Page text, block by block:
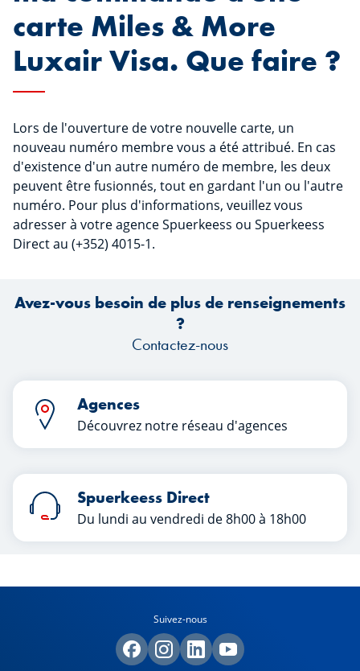
carte Miles & More
Luxair Visa. Que faire ?
Lors de l'ouverture de votre nouvelle carte, un
nouveau numéro membre vous a été attribué. En cas
d'existence d'un autre numéro de membre, les deux
peuvent être fusionnés, tout en gardant l'un ou l'autre
numéro. Pour plus d'informations, veuillez vous
adresser à votre agence Spuerkeess ou Spuerkeess
Direct au (+352) 4015-1.
Avez-vous besoin de plus de renseignements
?
Contactez-nous
Agences
Découvrez notre réseau d'agences
Spuerkeess Direct
Du lundi au vendredi de 8h00 à 18h00
Suivez-nous